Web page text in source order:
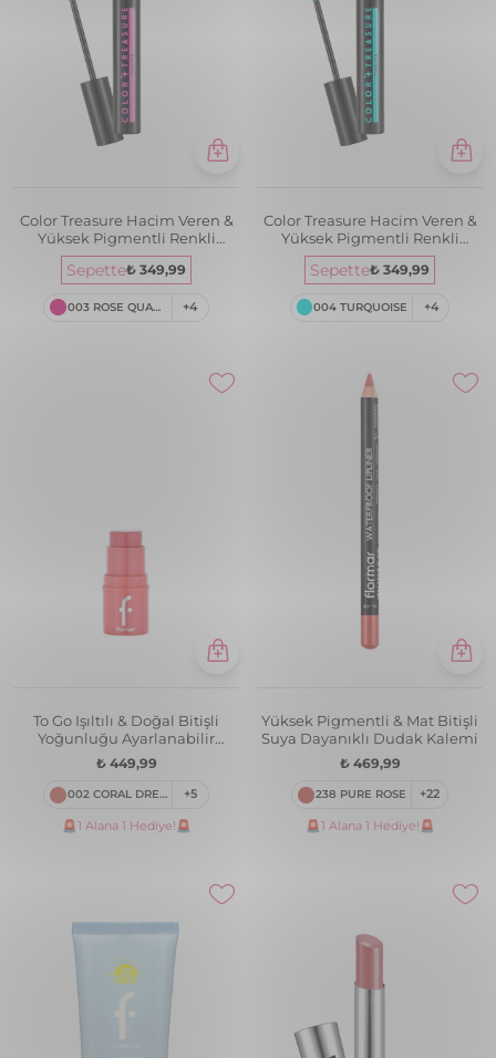
Color Treasure Hacim Veren &
Yüksek Pigmentli Renkli
Maskara
Sepette₺ 349,99
003 ROSE QUARTZ +4
Color Treasure Hacim Veren &
Yüksek Pigmentli Renkli
Maskara
Sepette₺ 349,99
004 TURQUOISE +4
To Go Işıltılı & Doğal Bitişli
Yoğunluğu Ayarlanabilir
Kremsi Stick Allık
₺ 449,99
002 CORAL DREAM +5
🚨1 Alana 1 Hediye!🚨
Yüksek Pigmentli & Mat Bitişli
Suya Dayanıklı Dudak Kalemi
₺ 469,99
238 PURE ROSE +22
🚨1 Alana 1 Hediye!🚨